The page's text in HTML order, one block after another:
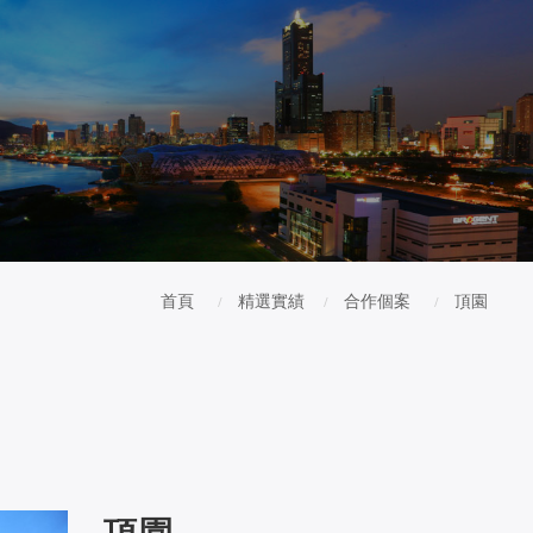
首頁 精選實績 合作個案 頂園